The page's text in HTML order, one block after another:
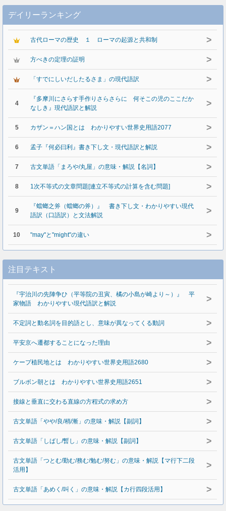
デイリーランキング
古代ローマの歴史 １ ローマの起源と共和制 >
方べきの定理の証明 >
「すでにしいだしたるさま」の現代語訳 >
4
『多摩川にさらす手作りさらさらに 何そこの児のここだか
なしき』現代語訳と解説
>
5 カザン＝ハン国とは わかりやすい世界史用語2077 >
6 孟子『何必曰利』書き下し文・現代語訳と解説 >
7 古文単語「まろや/丸屋」の意味・解説【名詞】 >
8 1次不等式の文章問題[連立不等式の計算を含む問題] >
9
『蟷螂之斧（蟷螂の斧）』 書き下し文・わかりやすい現代
語訳（口語訳）と文法解説
>
10 "may"と"might"の違い >
注目テキスト
『宇治川の先陣争ひ（平等院の丑寅、橘の小島が崎より～）』 平
家物語 わかりやすい現代語訳と解説
>
不定詞と動名詞を目的語とし、意味が異なってくる動詞 >
平安京へ遷都することになった理由 >
ケープ植民地とは わかりやすい世界史用語2680 >
ブルボン朝とは わかりやすい世界史用語2651 >
接線と垂直に交わる直線の方程式の求め方 >
古文単語「やや/良/稍/漸」の意味・解説【副詞】 >
古文単語「しばし/暫し」の意味・解説【副詞】 >
古文単語「つとむ/勤む/務む/勉む/努む」の意味・解説【マ行下二段
活用】
>
古文単語「あめく/叫く」の意味・解説【カ行四段活用】 >